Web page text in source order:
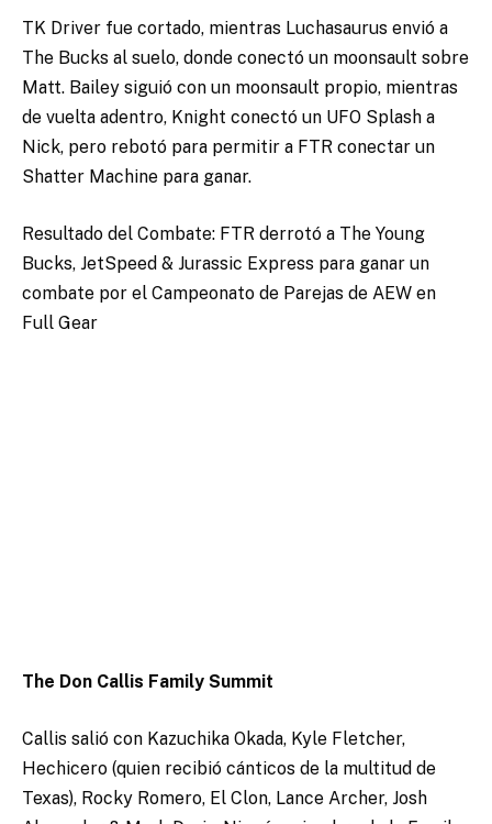
TK Driver fue cortado, mientras Luchasaurus envió a
The Bucks al suelo, donde conectó un moonsault sobre
Matt. Bailey siguió con un moonsault propio, mientras
de vuelta adentro, Knight conectó un UFO Splash a
Nick, pero rebotó para permitir a FTR conectar un
Shatter Machine para ganar.
Resultado del Combate: FTR derrotó a The Young
Bucks, JetSpeed & Jurassic Express para ganar un
combate por el Campeonato de Parejas de AEW en
Full Gear
The Don Callis Family Summit
Callis salió con Kazuchika Okada, Kyle Fletcher,
Hechicero (quien recibió cánticos de la multitud de
Texas), Rocky Romero, El Clon, Lance Archer, Josh